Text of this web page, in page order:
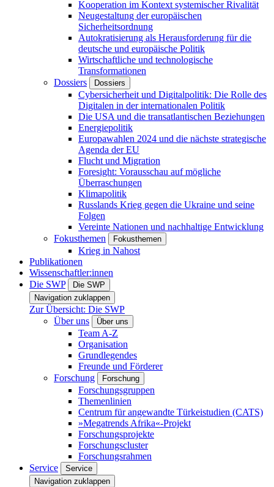
Kooperation im Kontext systemischer Rivalität
Neugestaltung der europäischen
Sicherheitsordnung
Autokratisierung als Herausforderung für die
deutsche und europäische Politik
Wirtschaftliche und technologische
Transformationen
Dossiers
Dossiers
Cybersicherheit und Digitalpolitik: Die Rolle des
Digitalen in der internationalen Politik
Die USA und die transatlantischen Beziehungen
Energiepolitik
Europawahlen 2024 und die nächste strategische
Agenda der EU
Flucht und Migration
Foresight: Vorausschau auf mögliche
Überraschungen
Klimapolitik
Russlands Krieg gegen die Ukraine und seine
Folgen
Vereinte Nationen und nachhaltige Entwicklung
Fokusthemen
Fokusthemen
Krieg in Nahost
Publikationen
Wissenschaftler:innen
Die SWP
Die SWP
Navigation zuklappen
Zur Übersicht: Die SWP
Über uns
Über uns
Team A-Z
Organisation
Grundlegendes
Freunde und Förderer
Forschung
Forschung
Forschungsgruppen
Themenlinien
Centrum für angewandte Türkeistudien (CATS)
»Megatrends Afrika«-Projekt
Forschungsprojekte
Forschungscluster
Forschungsrahmen
Service
Service
Navigation zuklappen